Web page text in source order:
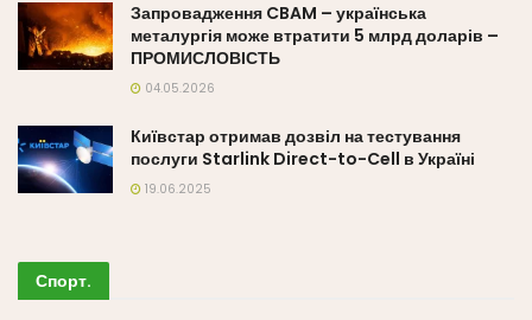
Запровадження CBAM – українська
металургія може втратити 5 млрд доларів –
ПРОМИСЛОВІСТЬ
04.05.2026
Київстар отримав дозвіл на тестування
послуги Starlink Direct-to-Cell в Україні
19.06.2025
Спорт.